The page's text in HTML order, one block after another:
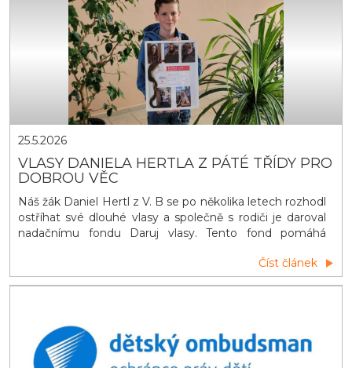
25.5.2026
VLASY DANIELA HERTLA Z PÁTÉ TŘÍDY PRO
DOBROU VĚC
Náš žák Daniel Hertl z V. B se po několika letech rozhodl
ostříhat své dlouhé vlasy a společně s rodiči je daroval
nadačnímu fondu Daruj vlasy. Tento fond pomáhá
vlasy přišli. Z darovaných vlasů vznikají paruky, které
mohou lidem v těžkém období alespoň trochu vrátit
Číst článek